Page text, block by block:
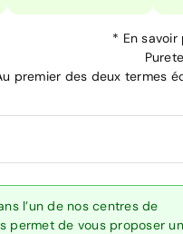
* En savoir
premier des deux termes
l’un de nos centres de
permet de vous proposer